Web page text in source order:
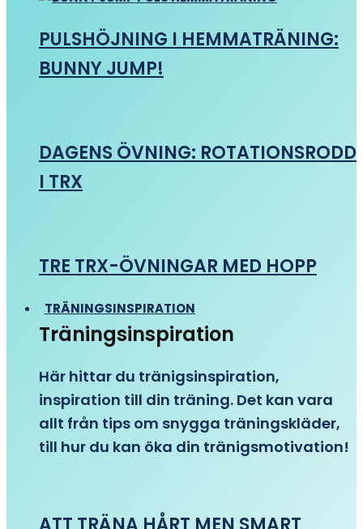
PULSHÖJNING I HEMMATRÄNING:
BUNNY JUMP!
DAGENS ÖVNING: ROTATIONSRODD
I TRX
TRE TRX-ÖVNINGAR MED HOPP
TRÄNINGSINSPIRATION
Träningsinspiration
Här hittar du tränigsinspiration,
inspiration till din träning. Det kan vara
allt från tips om snygga träningskläder,
till hur du kan öka din tränigsmotivation!